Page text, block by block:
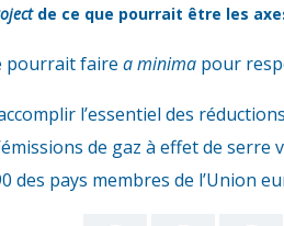
de ce que pourrait être les
pourrait fairea minima pour
l’essentiel des
de gaz à effet de
des pays membres de l’Union